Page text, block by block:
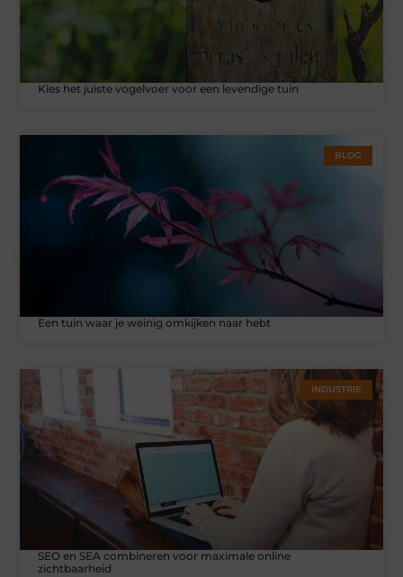
Kies het juiste vogelvoer voor een levendige tuin
BLOG
Een tuin waar je weinig omkijken naar hebt
INDUSTRIE
SEO en SEA combineren voor maximale online
zichtbaarheid